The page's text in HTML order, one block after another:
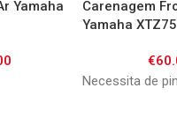
Yamaha
Carenagem
Yamaha
€
Necessita de